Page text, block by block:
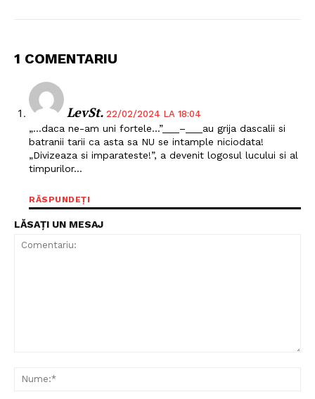
Un proiect
FREEDOM HOUSE ROMÂNIA
PRESShub
1 COMENTARIU
LevSt. 22/02/2024 LA 18:04
„…daca ne-am uni fortele…”___–___au grija dascalii si
batranii tarii ca asta sa NU se intample niciodata!
„Divizeaza si imparateste!”, a devenit logosul lucului si al
timpurilor…
RĂSPUNDEȚI
LĂSAȚI UN MESAJ